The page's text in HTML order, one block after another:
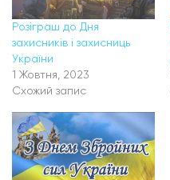
Розіграш до Дня
захисників і захисниць
України
1 Жовтня, 2023
Схожий запис